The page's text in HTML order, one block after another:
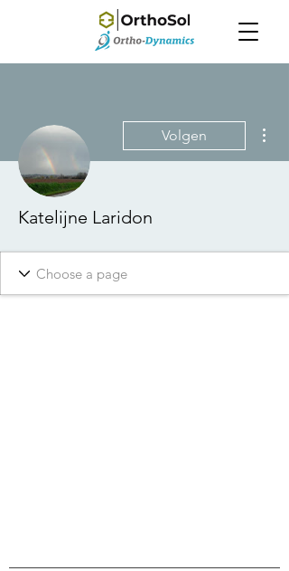
Volgen
Katelijne Laridon